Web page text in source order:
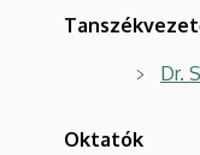
Dr.
Oktatók